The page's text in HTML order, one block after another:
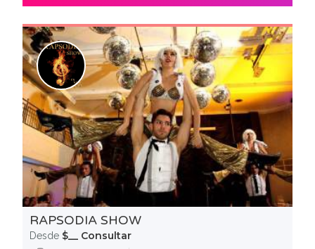
RAPSODIA SHOW
Desde $__ Consultar